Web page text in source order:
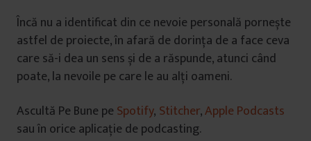
Încă nu a identificat din ce nevoie personală pornește
astfel de proiecte, în afară de dorința de a face ceva
care să-i dea un sens și de a răspunde, atunci când
poate, la nevoile pe care le au alți oameni.
Ascultă Pe Bune pe Spotify, Stitcher,Apple Podcasts
sau în orice aplicație de podcasting.